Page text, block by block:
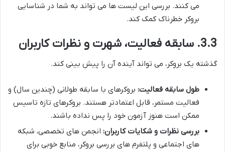
می کنند. بررسی این لیست ها می تواند به شما در شناسایی
بروکر خطرناک کمک کند.
3.3. سابقه فعالیت، شهرت و نظرات کاربران
گذشته یک بروکر، می تواند آینده آن را پیش بینی کند.
طول سابقه فعالیت: بروکرهای با سابقه طولانی (چندین سال) و
فعالیت مستمر، قابل اعتمادتر هستند. بروکرهای تازه تاسیس
ممکن است هنوز آزمون خود را پس نداده باشند.
بررسی نظرات و شکایات کاربران: انجمن های تخصصی، شبکه
های اجتماعی و پلتفرم های بررسی بروکر، منابع خوبی برای